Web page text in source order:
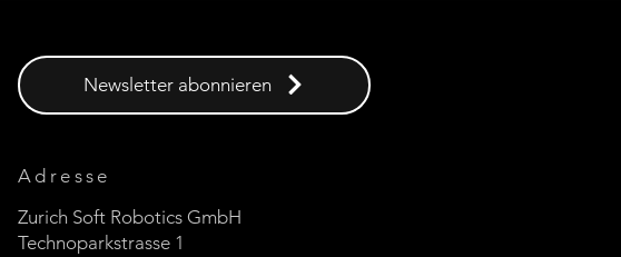
Newsletter abonnieren
Adresse
Zurich Soft Robotics GmbH
Technoparkstrasse 1